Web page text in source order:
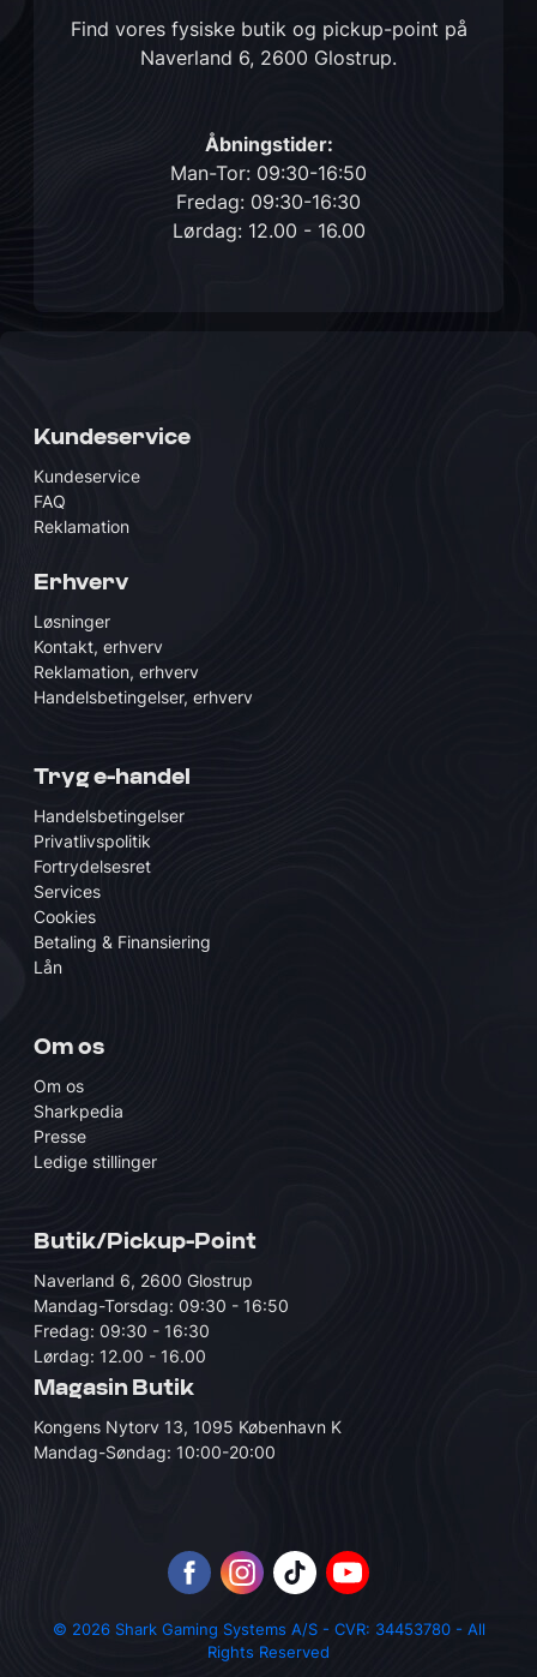
Find vores fysiske butik og pickup-point på
Naverland 6, 2600 Glostrup.
Åbningstider:
Man-Tor: 09:30-16:50
Fredag: 09:30-16:30
Lørdag: 12.00 - 16.00
Kundeservice
Kundeservice
FAQ
Reklamation
Erhverv
Løsninger
Kontakt, erhverv
Reklamation, erhverv
Handelsbetingelser, erhverv
Tryg e-handel
Handelsbetingelser
Privatlivspolitik
Fortrydelsesret
Services
Cookies
Betaling & Finansiering
Lån
Om os
Om os
Sharkpedia
Presse
Ledige stillinger
Butik/Pickup-Point
Naverland 6, 2600 Glostrup
Mandag-Torsdag: 09:30 - 16:50
Fredag: 09:30 - 16:30
Lørdag: 12.00 - 16.00
Magasin Butik
Kongens Nytorv 13, 1095 København K
Mandag-Søndag: 10:00-20:00
© 2026 Shark Gaming Systems A/S - CVR: 34453780 - All
Rights Reserved